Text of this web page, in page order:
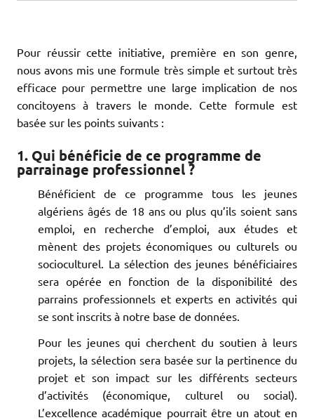
Pour réussir cette initiative, première en son genre,
nous avons mis une formule très simple et surtout très
efficace pour permettre une large implication de nos
concitoyens à travers le monde. Cette formule est
basée sur les points suivants :
1. Qui bénéficie de ce programme de
parrainage professionnel ?
Bénéficient de ce programme tous les jeunes
algériens âgés de 18 ans ou plus qu’ils soient sans
emploi, en recherche d’emploi, aux études et
mènent des projets économiques ou culturels ou
socioculturel. La sélection des jeunes bénéficiaires
sera opérée en fonction de la disponibilité des
parrains professionnels et experts en activités qui
se sont inscrits à notre base de données.
Pour les jeunes qui cherchent du soutien à leurs
projets, la sélection sera basée sur la pertinence du
projet et son impact sur les différents secteurs
d’activités (économique, culturel ou social).
L’excellence académique pourrait être un atout en